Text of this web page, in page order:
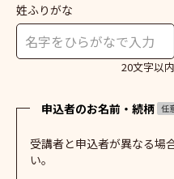
姓ふりがな
20文字以内
申込者のお名前・続柄 任
受講者と申込者が異なる場
い。